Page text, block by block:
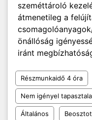
szeméttároló
átmenetileg a
önállóság
iránt
Részmunkaidő 4 óra
Nem igényel
Általános